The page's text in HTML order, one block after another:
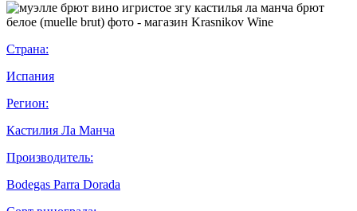
Страна:
Испания
Регион:
Кастилия Ла Манча
Производитель:
Bodegas Parra Dorada